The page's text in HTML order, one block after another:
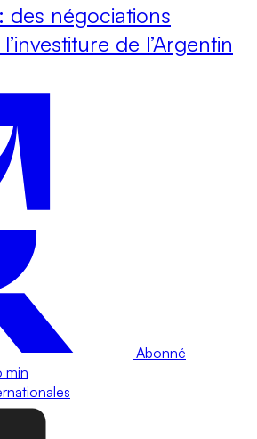
des négociations
de l’Argentin
Abonné
min